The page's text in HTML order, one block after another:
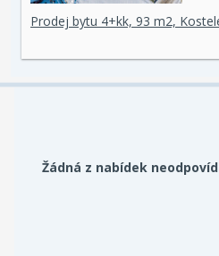
Prodej bytu 4+kk, 93 m2,
Žádná z nabídek